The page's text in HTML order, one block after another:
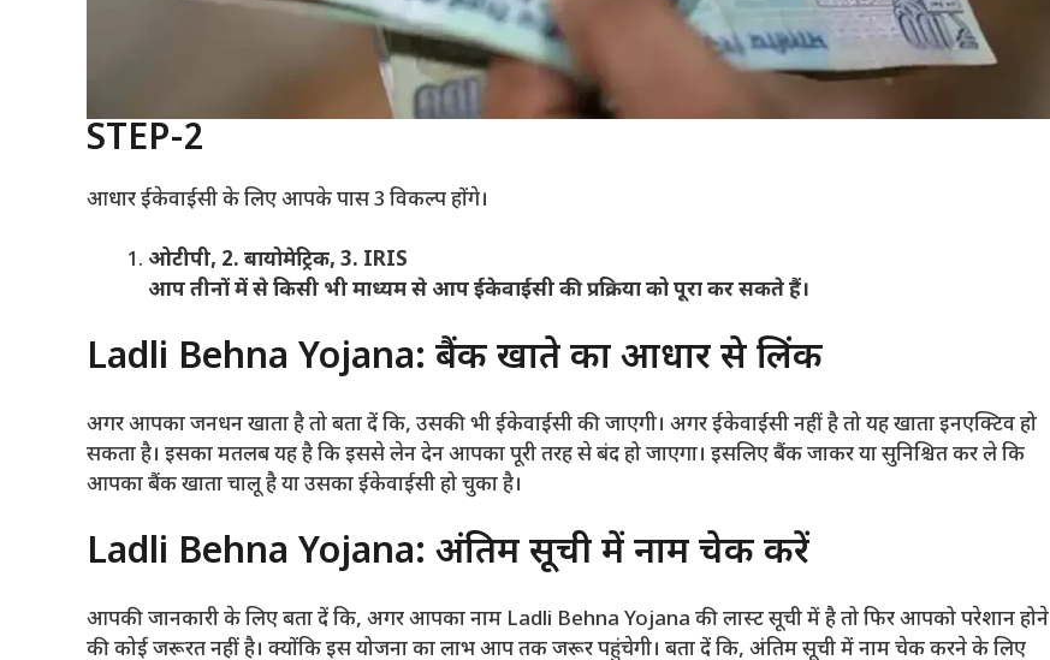
STEP-2
आधार ईकेवाईसी के लिए आपके पास 3 विकल्प होंगे।
ओटीपी, 2. बायोमेट्रिक, 3. IRIS
आप तीनों में से किसी भी माध्यम से आप ईकेवाईसी की प्रक्रिया को पूरा कर सकते हैं।
Ladli Behna Yojana: बैंक खाते का आधार से लिंक
अगर आपका जनधन खाता है तो बता दें कि, उसकी भी ईकेवाईसी की जाएगी। अगर ईकेवाईसी नहीं है तो यह खाता इनएक्टिव हो
सकता है। इसका मतलब यह है कि इससे लेन देन आपका पूरी तरह से बंद हो जाएगा। इसलिए बैंक जाकर या सुनिश्चित कर ले कि
आपका बैंक खाता चालू है या उसका ईकेवाईसी हो चुका है।
Ladli Behna Yojana: अंतिम सूची में नाम चेक करें
आपकी जानकारी के लिए बता दें कि, अगर आपका नाम Ladli Behna Yojana की लास्ट सूची में है तो फिर आपको परेशान होने
की कोई जरूरत नहीं है। क्योंकि इस योजना का लाभ आप तक जरूर पहुंचेगी। बता दें कि, अंतिम सूची में नाम चेक करने के लिए